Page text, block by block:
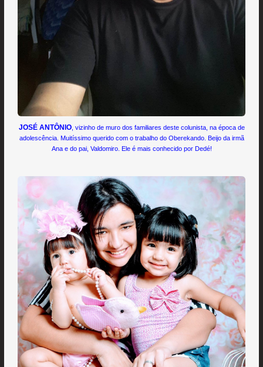
JOSÉ ANTÔNIO, vizinho de muro dos familiares deste colunista, na época de
adolescência. Muitíssimo querido com o trabalho do Oberekando. Beijo da irmã
Ana e do pai, Valdomiro. Ele é mais conhecido por Dedé!